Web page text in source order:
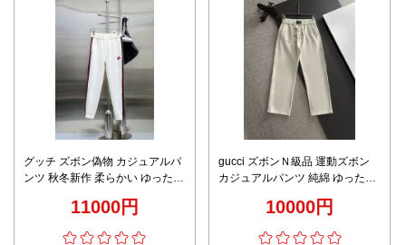
グッチ ズボン偽物 カジュアルパ
ンツ 秋冬新作 柔らかい ゆったり
11000円
gucci ズボンＮ級品 運動ズボン
カジュアルパンツ 純綿 ゆったり
10000円